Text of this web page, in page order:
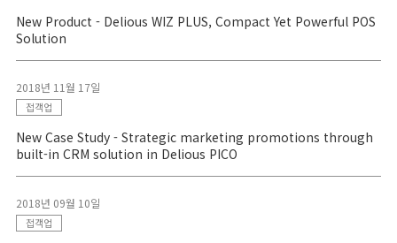
New Product - Delious WIZ PLUS, Compact Yet Powerful POS
Solution
2018년 11월 17일
접객업
New Case Study - Strategic marketing promotions through
built-in CRM solution in Delious PICO
2018년 09월 10일
접객업